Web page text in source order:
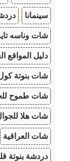
سينمانا
شات وناسه
دليل المواقع
شات بنوتة
شات طموح
شات هلا
شات العراقية
دردشة بنوتة